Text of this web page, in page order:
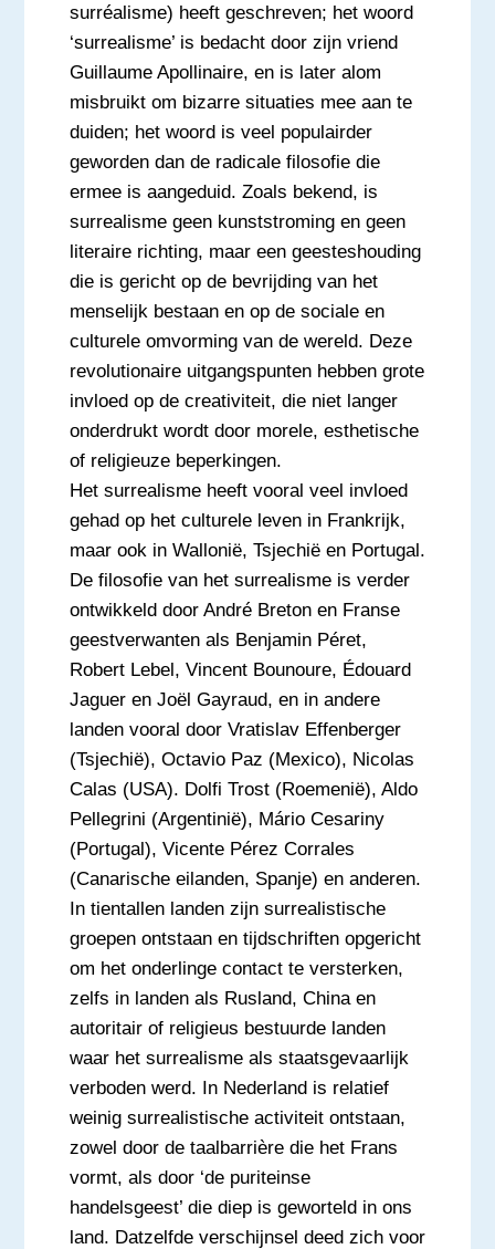
surréalisme) heeft geschreven; het woord
‘surrealisme’ is bedacht door zijn vriend
Guillaume Apollinaire, en is later alom
misbruikt om bizarre situaties mee aan te
duiden; het woord is veel populairder
geworden dan de radicale filosofie die
ermee is aangeduid. Zoals bekend, is
surrealisme geen kunststroming en geen
literaire richting, maar een geesteshouding
die is gericht op de bevrijding van het
menselijk bestaan en op de sociale en
culturele omvorming van de wereld. Deze
revolutionaire uitgangspunten hebben grote
invloed op de creativiteit, die niet langer
onderdrukt wordt door morele, esthetische
of religieuze beperkingen.
Het surrealisme heeft vooral veel invloed
gehad op het culturele leven in Frankrijk,
maar ook in Wallonië, Tsjechië en Portugal.
De filosofie van het surrealisme is verder
ontwikkeld door André Breton en Franse
geestverwanten als Benjamin Péret,
Robert Lebel, Vincent Bounoure, Édouard
Jaguer en Joël Gayraud, en in andere
landen vooral door Vratislav Effenberger
(Tsjechië), Octavio Paz (Mexico), Nicolas
Calas (USA). Dolfi Trost (Roemenië), Aldo
Pellegrini (Argentinië), Mário Cesariny
(Portugal), Vicente Pérez Corrales
(Canarische eilanden, Spanje) en anderen.
In tientallen landen zijn surrealistische
groepen ontstaan en tijdschriften opgericht
om het onderlinge contact te versterken,
zelfs in landen als Rusland, China en
autoritair of religieus bestuurde landen
waar het surrealisme als staatsgevaarlijk
verboden werd. In Nederland is relatief
weinig surrealistische activiteit ontstaan,
zowel door de taalbarrière die het Frans
vormt, als door ‘de puriteinse
handelsgeest’ die diep is geworteld in ons
land. Datzelfde verschijnsel deed zich voor